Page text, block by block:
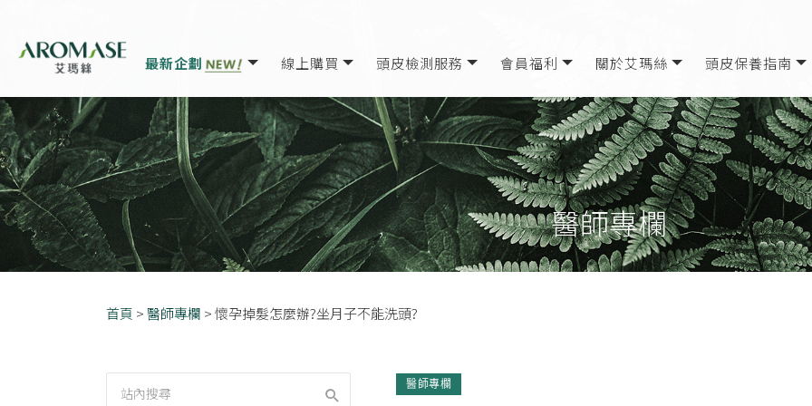
最新企劃 線上購買 頭皮檢測服務 會員福利 關於艾瑪絲 頭皮保養指南
醫師專欄
首頁 >醫師專欄 >懷孕掉髮怎麼辦?坐月子不能洗頭?
醫師專欄